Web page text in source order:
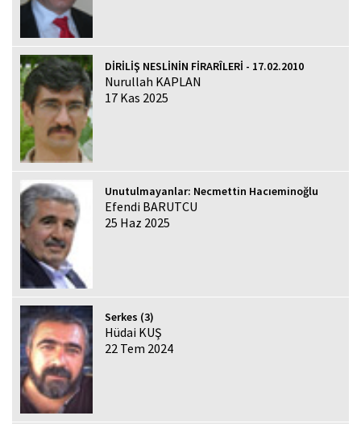
DİRİLİŞ NESLİNİN FİRARÎLERİ - 17.02.2010
Nurullah KAPLAN
17 Kas 2025
Unutulmayanlar: Necmettin Hacıeminoğlu
Efendi BARUTCU
25 Haz 2025
Serkes (3)
Hüdai KUŞ
22 Tem 2024